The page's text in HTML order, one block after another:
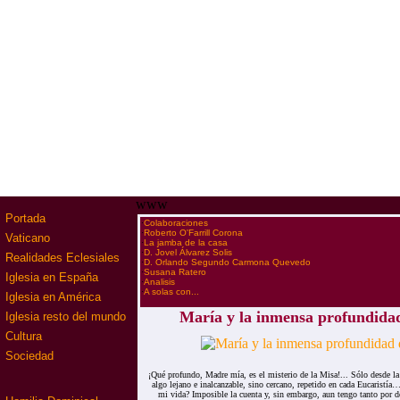
Portada
Vaticano
Realidades Eclesiales
Iglesia en España
Iglesia en América
Iglesia resto del mundo
Cultura
Sociedad
www
·Colaboraciones
·Roberto O'Farrill Corona
·La jamba de la casa
·D. Jovel Álvarez Solis
·D. Orlando Segundo Carmona Quevedo
·Susana Ratero
·Analisis
·A solas con...
María y la inmensa
¡Qué profundo, Madre mía, es el misterio de la Misa!... Sólo desde
algo lejano e inalcanzable, sino cercano, repetido en cada
mi vida? Imposible la cuenta y, sin embargo, aun tengo tanto por